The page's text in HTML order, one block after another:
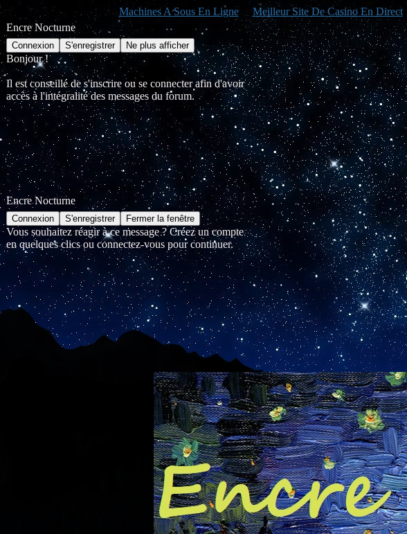
Machines A Sous En Ligne Meilleur Site De Casino En Direct
Encre Nocturne
Bonjour !
Il est conseillé de s'inscrire ou se connecter afin d'avoir
accès à l'intégralité des messages du forum.
Encre Nocturne
Vous souhaitez réagir à ce message ? Créez un compte
en quelques clics ou connectez-vous pour continuer.